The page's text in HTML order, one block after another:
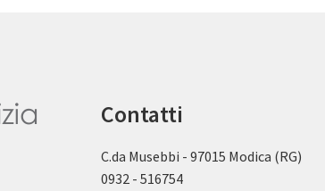
Contatti
C.da Musebbi - 97015 Modica (RG)
0932 - 516754